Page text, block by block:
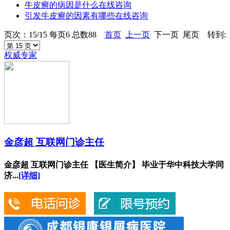
牛皮癣的病因是什么在线咨询
引发牛皮癣的因素有哪些在线咨询
页次：15/15 每页6 总数88 首页 上一页 下一页 尾页 转到:
权威专家
金彦超 互联网门诊主任
金彦超 互联网门诊主任 【医生简介】 毕业于华中科技大学同
济...[详细]